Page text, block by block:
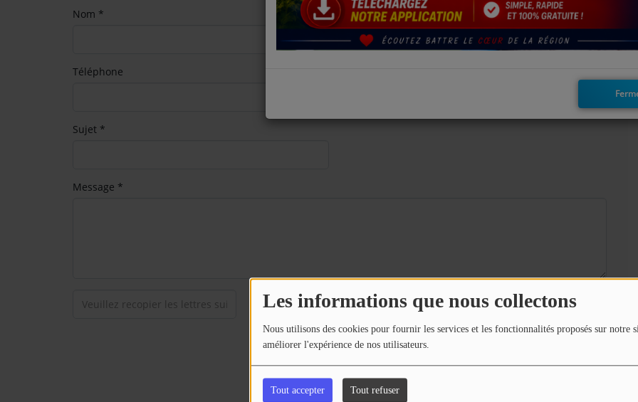
Les informations que nous collectons
Nous utilisons des cookies pour fournir les services et les fonctionnalités proposés sur notre
améliorer l'expérience de nos utilisateurs.
Tout accepter Tout refuser
FRÉQUENCES
JEUX CONCOURS
Nom * Email*
Téléphone
Sujet *
Message *